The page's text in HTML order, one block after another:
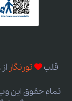
قلب تورنگار
تمام حقوق این